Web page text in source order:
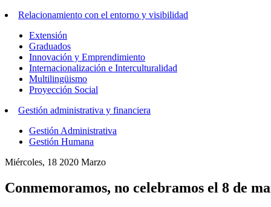
Relacionamiento con el entorno y visibilidad
Extensión
Graduados
Innovación y Emprendimiento
Internacionalización e Interculturalidad
Multilingüismo
Proyección Social
Gestión administrativa y financiera
Gestión Administrativa
Gestión Humana
Miércoles, 18 2020 Marzo
Conmemoramos, no celebramos el 8 de